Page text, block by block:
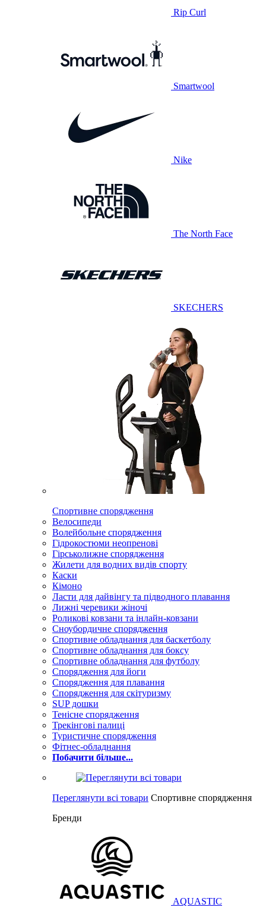
Rip Curl
Smartwool
Nike
The North Face
SKECHERS
Спортивне спорядження
Велосипеди
Волейбольне спорядження
Гідрокостюми неопренові
Гірськолижне спорядження
Жилети для водних видів спорту
Каски
Кімоно
Ласти для дайвінгу та підводного плавання
Лижні черевики жіночі
Роликові ковзани та інлайн-ковзани
Сноубордичне спорядження
Спортивне обладнання для баскетболу
Спортивне обладнання для боксу
Спортивне обладнання для футболу
Спорядження для йоги
Спорядження для плавання
Спорядження для скітуризму
SUP дошки
Тенісне спорядження
Трекінгові палиці
Туристичне спорядження
Фітнес-обладнання
Побачити більше...
Переглянути всі товари Спортивне спорядження
Бренди
AQUASTIC